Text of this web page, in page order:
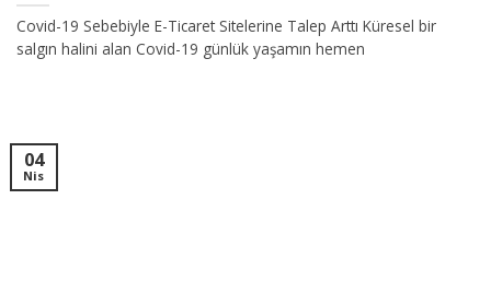
Covid-19 Sebebiyle E-Ticaret Sitelerine Talep Arttı Küresel bir
salgın halini alan Covid-19 günlük yaşamın hemen
04
Nis